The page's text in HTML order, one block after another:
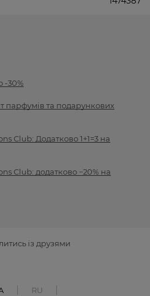
-30%
парфумів та подарункових
Club: Додатково 1+1=3 на
Club: додатково −20% на
із друзями
RU